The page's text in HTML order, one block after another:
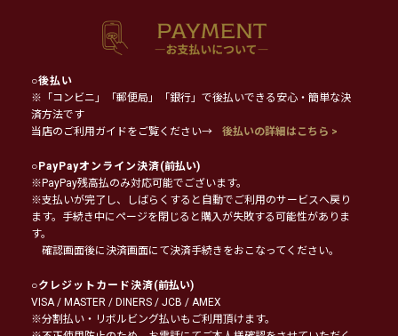
○後払い
※「コンビニ」「郵便局」「銀行」で後払いできる安心・簡単な決
済方法です
当店のご利用ガイドをご覧ください→
後払いの詳細はこちら >
○PayPayオンライン決済(前払い)
※PayPay残高払のみ対応可能でございます。
※支払いが完了し、しばらくすると自動でご利用のサービスへ戻り
ます。手続き中にページを閉じると購入が失敗する可能性がありま
す。
確認画面後に決済画面にて決済手続きをおこなってください。
○クレジットカード決済(前払い)
VISA / MASTER / DINERS / JCB / AMEX
※分割払い・リボルビング払いもご利用頂けます。